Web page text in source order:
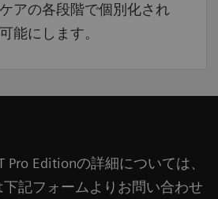
アの各段階で個別化され
能にします。
Pro Editionの詳細については、
記フォームよりお問い合わせ